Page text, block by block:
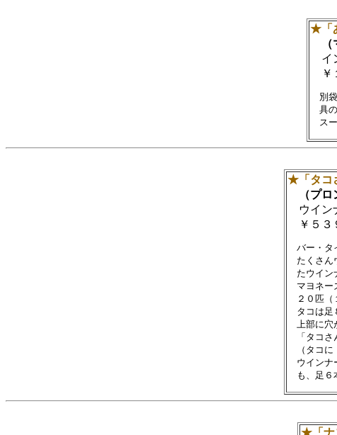
★「
（
イ
￥
別袋
具の
★「タコ
（プロ
ウイン
￥５３
バー・タ
たくさん
たウイン
マヨネー
２０匹（
タコは足
上部に穴
「タコさ
（タコに
ウインナ
★「ナ